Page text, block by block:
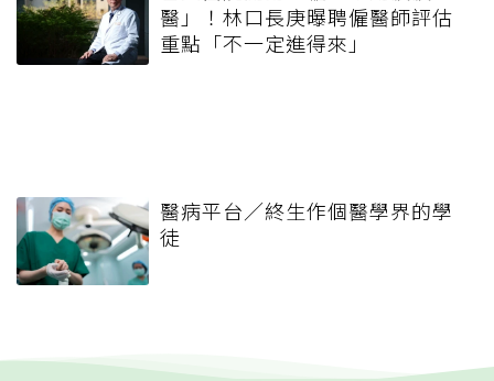
醫」！林口長庚曝聘僱醫師評估
重點「不一定進得來」
醫病平台／終生作個醫學界的學
徒